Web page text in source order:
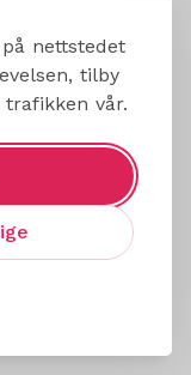
nettstedet
tilby
vår.